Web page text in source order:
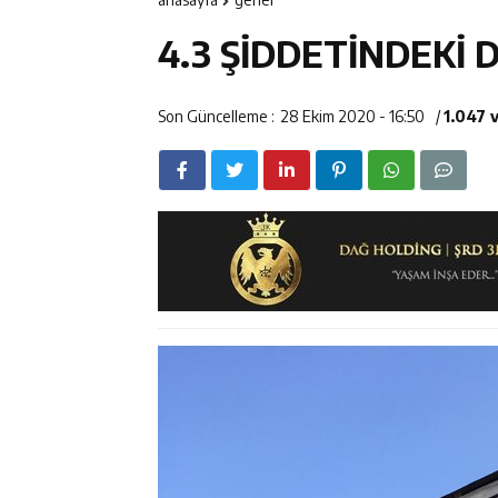
Erzincan’da
12:13 Erzincan Erkek
17:03 Erzincan
4.3 ŞİDDETİNDEKİ
Son Güncelleme : 28 Ekim 2020 - 16:50 /1.047